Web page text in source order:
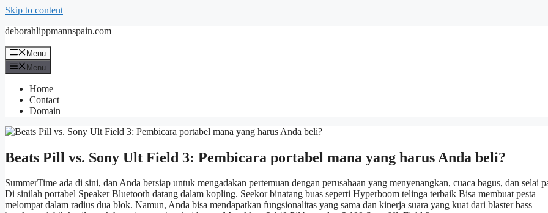
Skip to content
deborahlippmannspain.com
Menu
Menu
Home
Contact
Domain
Beats Pill vs. Sony Ult Field 3: Pembicara portabel mana yang harus Anda beli?
SummerTime ada di sini, dan Anda bersiap untuk mengadakan pertemuan dengan perusahaan yang menyenangkan, cuaca bagus, dan selai
Di sinilah portabel Speaker Bluetooth datang dalam kopling. Seekor binatang buas seperti Hyperboom telinga terbaik Bisa membuat pesta
melompat dalam radius dua blok. Namun, Anda bisa mendapatkan fungsionalitas yang sama dan kinerja suara yang kuat dari blaster bass